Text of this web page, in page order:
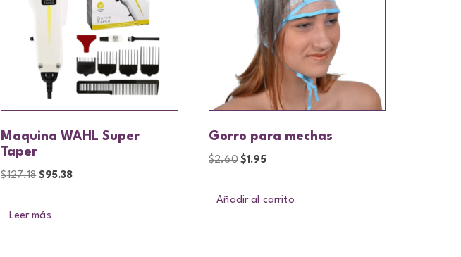
Maquina WAHL Super
Taper
$127.18 $95.38
Leer más
Gorro para mechas
$2.60 $1.95
Añadir al carrito